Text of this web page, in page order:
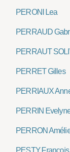
PERONI Lea
PERRAUD
PERRAUT
PERRET Gilles
PERRIAUX
PERRIN
PERRON